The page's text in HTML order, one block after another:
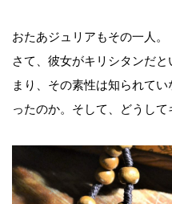
おたあジュリアもその一人。
さて、彼女がキリシタンだ
まり、その素性は知られて
ったのか。そして、どうして